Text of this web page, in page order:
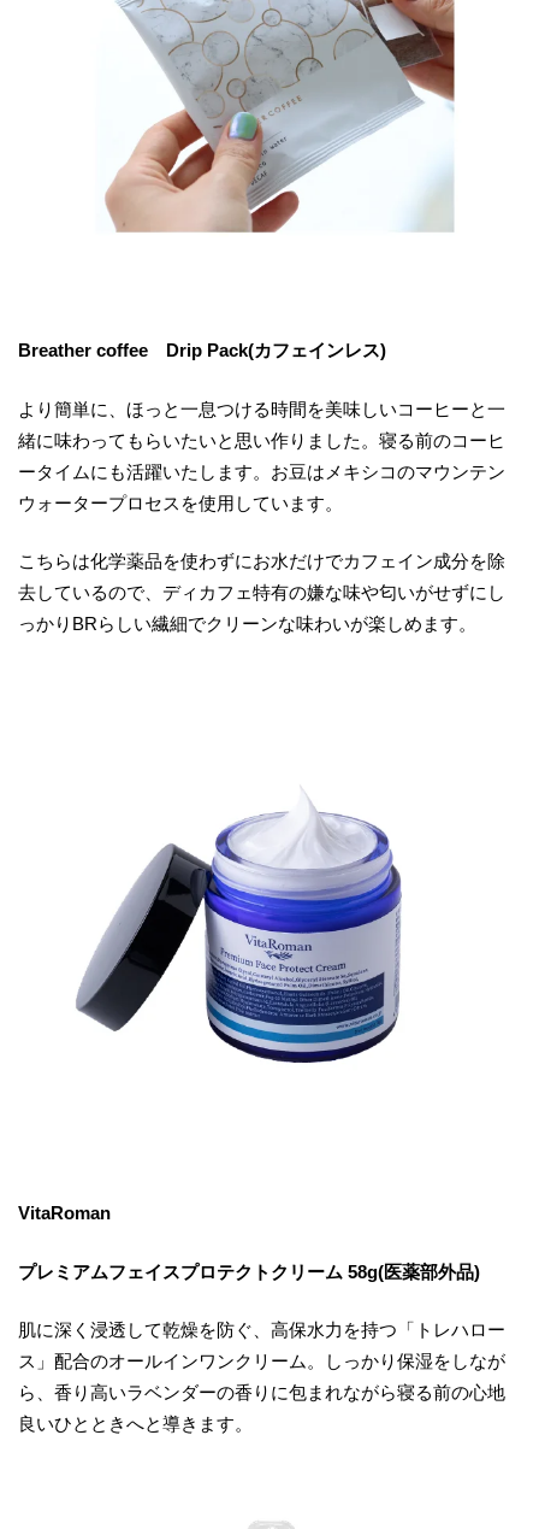
Breather coffee Drip Pack(カフェインレス)
より簡単に、ほっと一息つける時間を美味しいコーヒーと一
緒に味わってもらいたいと思い作りました。寝る前のコーヒ
ータイムにも活躍いたします。お豆はメキシコのマウンテン
ウォータープロセスを使用しています。
こちらは化学薬品を使わずにお水だけでカフェイン成分を除
去しているので、ディカフェ特有の嫌な味や匂いがせずにし
っかりBRらしい繊細でクリーンな味わいが楽しめます。
VitaRoman
プレミアムフェイスプロテクトクリーム 58g(医薬部外品)
肌に深く浸透して乾燥を防ぐ、高保水力を持つ「トレハロー
ス」配合のオールインワンクリーム。しっかり保湿をしなが
ら、香り高いラベンダーの香りに包まれながら寝る前の心地
良いひとときへと導きます。